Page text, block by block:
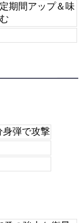
期間アップ＆味
身弾で攻撃